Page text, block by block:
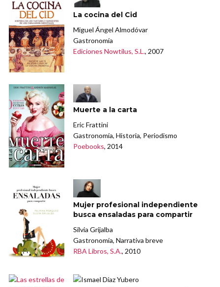
La cocina del Cid
Miguel Ángel Almodóvar
Gastronomía
Ediciones Nowtilus, S.L., 2007
Muerte a la carta
Eric Frattini
Gastronomía, Historia, Periodismo
Poebooks, 2014
Mujer profesional independiente
busca ensaladas para compartir
Silvia Grijalba
Gastronomía, Narrativa breve
RBA Libros, S.A., 2010